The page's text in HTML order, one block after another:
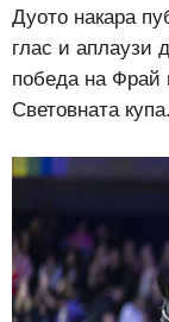
Дуото накара
глас и аплаузи
победа на Фрай
Световната купа.